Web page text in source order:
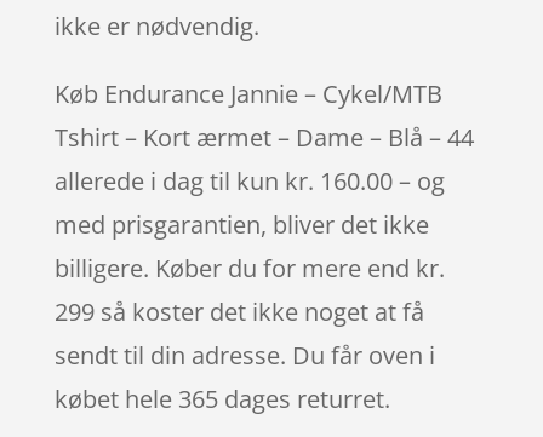
ikke er nødvendig.
Køb Endurance Jannie – Cykel/MTB
Tshirt – Kort ærmet – Dame – Blå – 44
allerede i dag til kun kr. 160.00 – og
med prisgarantien, bliver det ikke
billigere. Køber du for mere end kr.
299 så koster det ikke noget at få
sendt til din adresse. Du får oven i
købet hele 365 dages returret.